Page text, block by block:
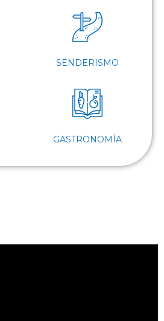
SENDERISMO
GASTRONOMÍA